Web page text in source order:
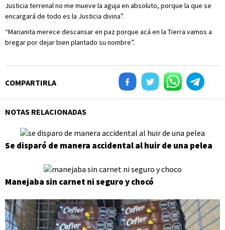
Justicia terrenal no me mueve la aguja en absoluto, porque la que se
encargará de todo es la Justicia divina”.
“Marianita merece descansar en paz porque acá en la Tierra vamos a
bregar por dejar bien plantado su nombre”.
COMPARTIRLA
NOTAS RELACIONADAS
Se disparó de manera accidental al huir de una pelea
Manejaba sin carnet ni seguro y chocó